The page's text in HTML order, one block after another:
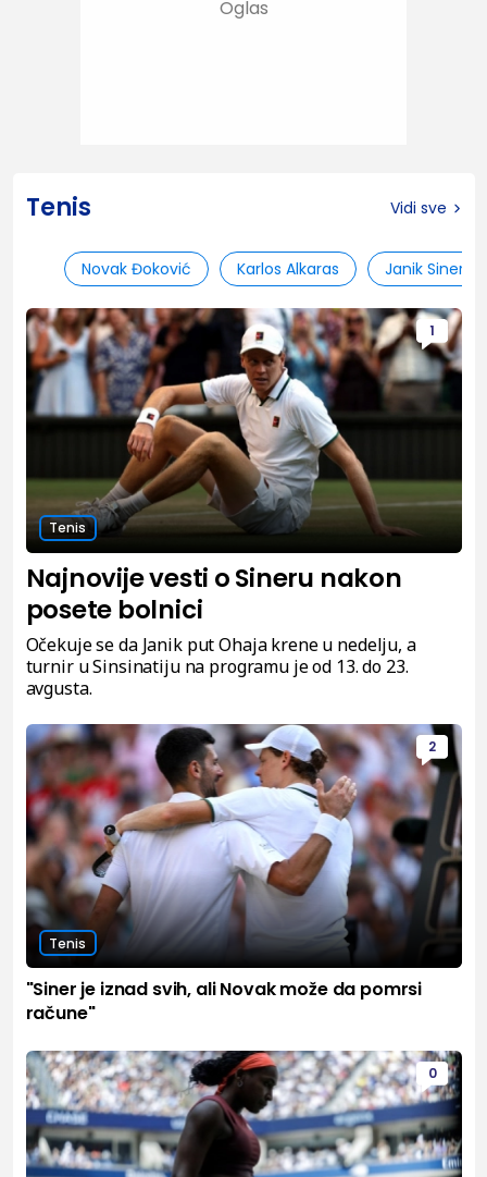
Tenis Vidi sve
Novak Đoković Karlos Alkaras Janik Siner
1
Tenis
Najnovije vesti o Sineru nakon
posete bolnici
Očekuje se da Janik put Ohaja krene u nedelju, a
turnir u Sinsinatiju na programu je od 13. do 23.
avgusta.
2
Tenis
"Siner je iznad svih, ali Novak može da pomrsi
račune"
0